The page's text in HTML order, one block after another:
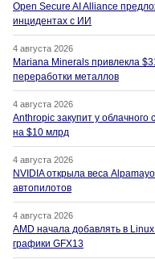
Open Secure AI Alliance
инцидентах с ИИ
4 августа 2026
Mariana Minerals привлекла
переработки металлов
4 августа 2026
Anthropic закупит у
на $10 млрд
4 августа 2026
NVIDIA открыла веса
автопилотов
4 августа 2026
AMD начала добавлять в
графики GFX13